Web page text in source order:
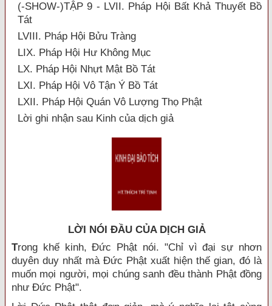
(-SHOW-)TẬP 9 - LVII. Pháp Hội Bất Khả Thuyết Bồ
Tát
LVIII. Pháp Hội Bửu Tràng
LIX. Pháp Hội Hư Không Mục
LX. Pháp Hội Nhựt Mật Bồ Tát
LXI. Pháp Hội Vô Tận Ý Bồ Tát
LXII. Pháp Hội Quán Vô Lượng Thọ Phật
Lời ghi nhận sau Kinh của dịch giả
LỜI NÓI ÐẦU CỦA DỊCH GIẢ
Trong khế kinh, Đức Phật nói. "Chỉ vì đại sự nhơn
duyên duy nhất mà Đức Phật xuất hiện thế gian, đó là
muốn mọi người, mọi chúng sanh đều thành Phật đồng
như Đức Phật".